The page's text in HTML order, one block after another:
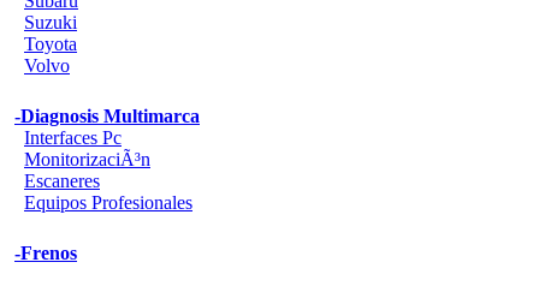
Suzuki
Toyota
Volvo
-Diagnosis Multimarca
Interfaces Pc
MonitorizaciÃ³n
Escaneres
Equipos Profesionales
-Frenos